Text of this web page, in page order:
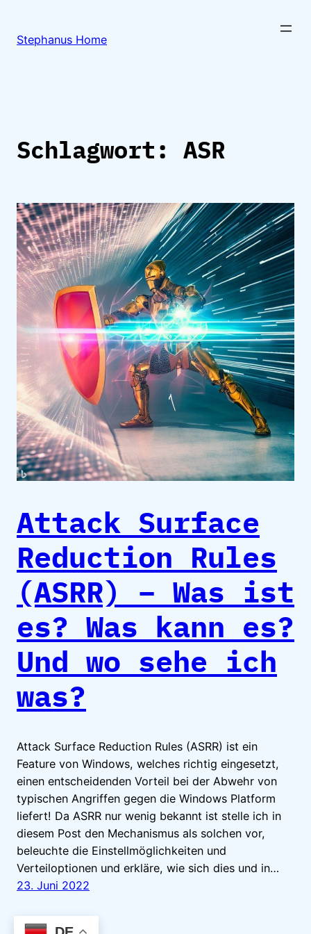
springen
Stephanus Home
Schlagwort: ASR
Attack Surface
Reduction Rules
(ASRR) – Was ist
es? Was kann es?
Und wo sehe ich
was?
Attack Surface Reduction Rules (ASRR) ist ein
Feature von Windows, welches richtig eingesetzt,
einen entscheidenden Vorteil bei der Abwehr von
typischen Angriffen gegen die Windows Platform
liefert! Da ASRR nur wenig bekannt ist stelle ich in
diesem Post den Mechanismus als solchen vor,
beleuchte die Einstellmöglichkeiten und
Verteiloptionen und erkläre, wie sich dies und in…
23. Juni 2022